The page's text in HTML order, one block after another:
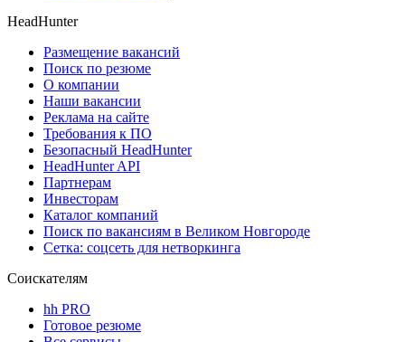
HeadHunter
Размещение вакансий
Поиск по резюме
О компании
Наши вакансии
Реклама на сайте
Требования к ПО
Безопасный HeadHunter
HeadHunter API
Партнерам
Инвесторам
Каталог компаний
Поиск по вакансиям в Великом Новгороде
Сетка: соцсеть для нетворкинга
Соискателям
hh PRO
Готовое резюме